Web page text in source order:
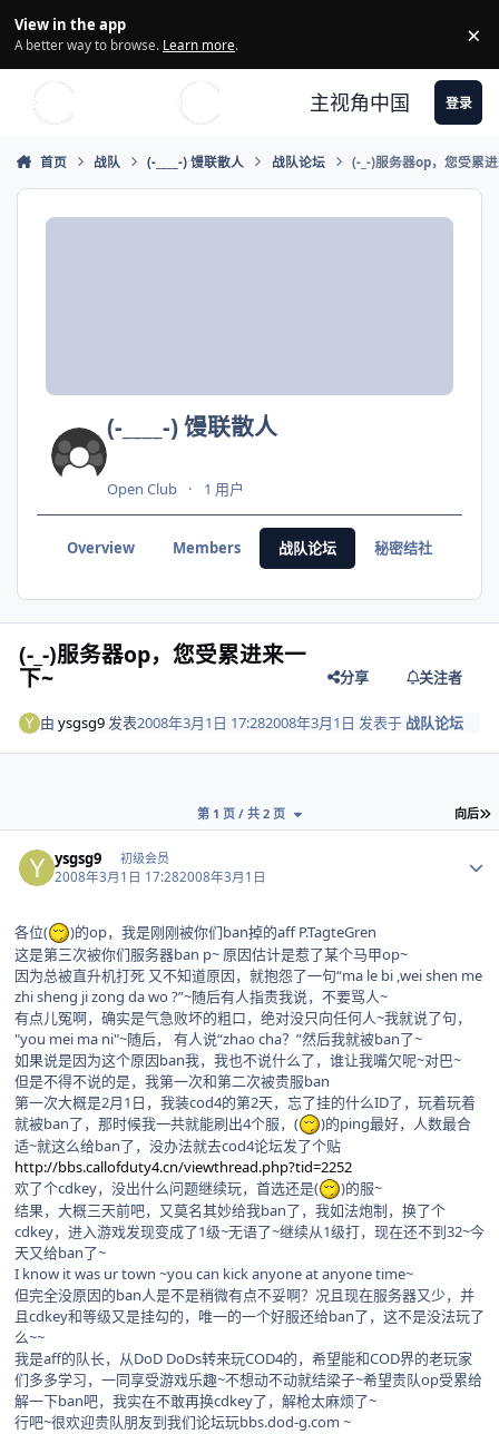
View in the app
A better way to browse. Learn more. ×
主视角中国 登录
首页 战队 (-____-) 馒联散人 战队论坛 (-_-)服务器op，您受累
(-____-) 馒联散人
Open Club 1 用户
Overview Members 战队论坛 秘密结社
(-_-)服务器op，您受累进来一
下~ 分享 关注者
由ysgsg9 发表2008年3月1日 17:282008年3月1日 发表于 战队论坛
向后
第 1 页 / 共 2 页
ysgsg9 初级会员
2008年3月1日 17:282008年3月1日
各位(
)的op，我是刚刚被你们ban掉的aff P.TagteGren
这是第三次被你们服务器ban p~ 原因估计是惹了某个马甲op~
因为总被直升机打死 又不知道原因，就抱怨了一句“ma le bi ,wei shen me
zhi sheng ji zong da wo ?”~随后有人指责我说，不要骂人~
有点儿冤啊，确实是气急败坏的粗口，绝对没只向任何人~我就说了句，
"you mei ma ni"~随后， 有人说“zhao cha？”然后我就被ban了~
如果说是因为这个原因ban我，我也不说什么了，谁让我嘴欠呢~对巴~
但是不得不说的是，我第一次和第二次被贵服ban
第一次大概是2月1日，我装cod4的第2天，忘了挂的什么ID了，玩着玩着
就被ban了，那时候我一共就能刷出4个服，(
)的ping最好，人数最合
适~就这么给ban了，没办法就去cod4论坛发了个贴
http://bbs.callofduty4.cn/viewthread.php?tid=2252
欢了个cdkey，没出什么问题继续玩，首选还是(
)的服~
结果，大概三天前吧，又莫名其妙给我ban了，我如法炮制，换了个
cdkey，进入游戏发现变成了1级~无语了~继续从1级打，现在还不到32~今
天又给ban了~
I know it was ur town ~you can kick anyone at anyone time~
但完全没原因的ban人是不是稍微有点不妥啊？况且现在服务器又少，并
且cdkey和等级又是挂勾的，唯一的一个好服还给ban了，这不是没法玩了
么~~
我是aff的队长，从DoD DoDs转来玩COD4的，希望能和COD界的老玩家
们多多学习，一同享受游戏乐趣~不想动不动就结梁子~希望贵队op受累给
解一下ban吧，我实在不敢再换cdkey了，解枪太麻烦了~
行吧~很欢迎贵队朋友到我们论坛玩bbs.dod-g.com ~